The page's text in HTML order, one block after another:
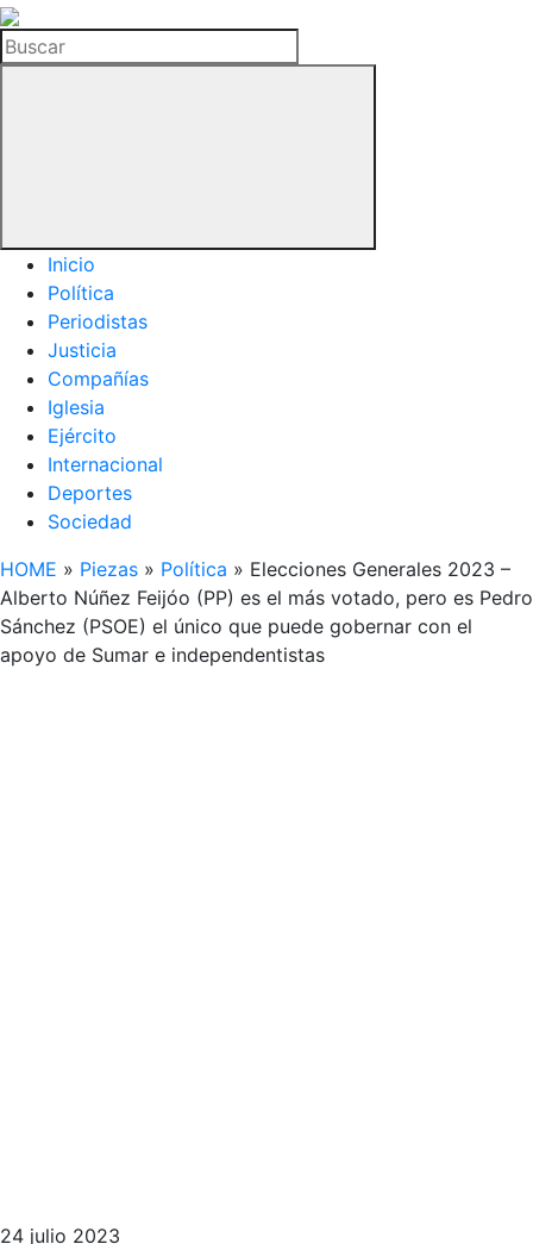
La
Hemeroteca
del
Buscar
Inicio
Política
Periodistas
Justicia
Compañías
Iglesia
Ejército
Internacional
Deportes
Sociedad
HOME » Piezas » Política » Elecciones Generales 2023 –
Alberto Núñez Feijóo (PP) es el más votado, pero es Pedro
Sánchez (PSOE) el único que puede gobernar con el
apoyo de Sumar e independentistas
24 julio 2023